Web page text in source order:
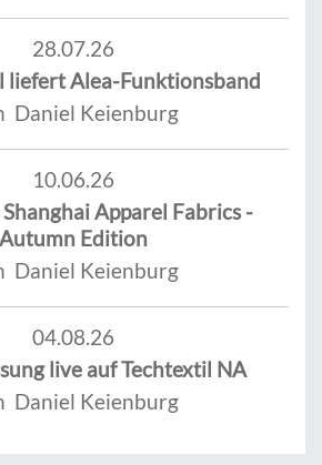
28.07.26
liefert Alea-Funktionsband
Daniel Keienburg
10.06.26
Apparel Fabrics -
Autumn Edition
Daniel Keienburg
04.08.26
live auf Techtextil NA
Daniel Keienburg